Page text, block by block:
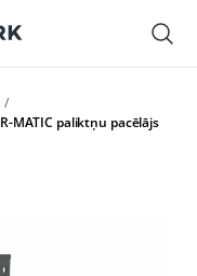
/
R-MATIC paliktņu pacēlājs